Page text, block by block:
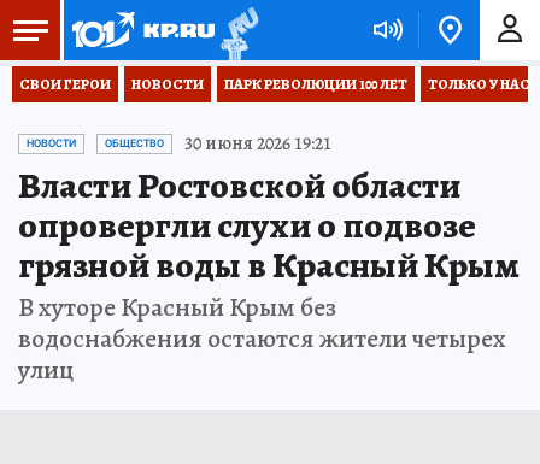
СВОИ ГЕРОИ НОВОСТИ ПАРК РЕВОЛЮЦИИ 100 ЛЕТ ТОЛЬКО У НАС
НОВОСТИ ОБЩЕСТВО 30 июня 2026 19:21
Власти Ростовской области
опровергли слухи о подвозе
грязной воды в Красный Крым
В хуторе Красный Крым без
водоснабжения остаются жители четырех
улиц